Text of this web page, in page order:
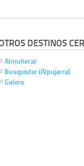
DESTINOS
Almuñecar
Busquistar (Alpujarra)
Galera